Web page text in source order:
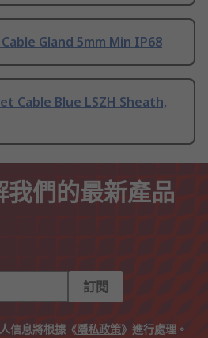
Gland 5mm Min IP68
Cable Blue LSZH Sheath,
們的最新產品
訂閱
信息將根據《隱私政策》進行處理。